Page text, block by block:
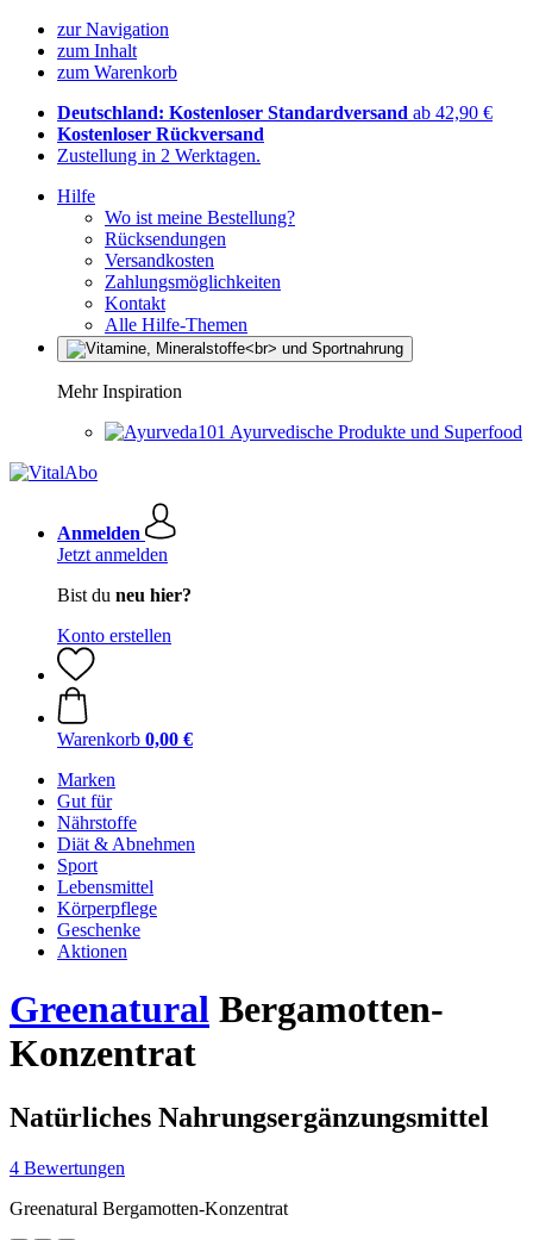
zur Navigation
zum Inhalt
zum Warenkorb
Deutschland: Kostenloser Standardversand ab 42,90 €
Kostenloser Rückversand
Zustellung in 2 Werktagen.
Hilfe
Wo ist meine Bestellung?
Rücksendungen
Versandkosten
Zahlungsmöglichkeiten
Kontakt
Alle Hilfe-Themen
Mehr Inspiration
Ayurvedische Produkte und Superfood
Anmelden
Jetzt anmelden
Bist du neu hier?
Konto erstellen
Warenkorb 0,00 €
Marken
Gut für
Nährstoffe
Diät & Abnehmen
Sport
Lebensmittel
Körperpflege
Geschenke
Aktionen
Greenatural Bergamotten-
Konzentrat
Natürliches Nahrungsergänzungsmittel
4 Bewertungen
Greenatural Bergamotten-Konzentrat